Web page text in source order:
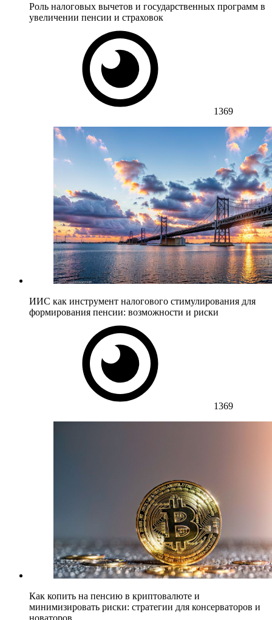
Роль налоговых вычетов и государственных программ в
увеличении пенсии и страховок
1369
ИИС как инструмент налогового стимулирования для
формирования пенсии: возможности и риски
1369
Как копить на пенсию в криптовалюте и
минимизировать риски: стратегии для консерваторов и
новаторов